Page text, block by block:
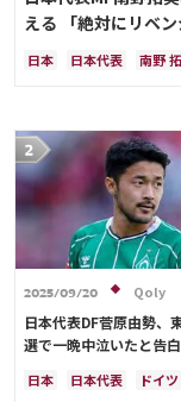
える 「絶対にリベ
日本 日本代表 南野
2025/09/20 Qoly
日本代表DF菅原由勢、
選で一晩中泣いたと告
く「受け入れるのは難
日本 日本代表 ドイツ